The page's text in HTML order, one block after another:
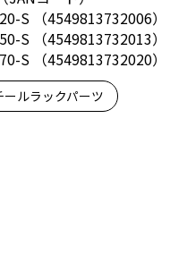
S （4549813732006）
S （4549813732013）
S （4549813732020）
ールラックパーツ